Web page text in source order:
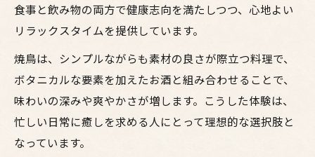
食事と飲み物の両方で健康志向を満たしつつ、心地よい
リラックスタイムを提供しています。
焼鳥は、シンプルながらも素材の良さが際立つ料理で、
ボタニカルな要素を加えたお酒と組み合わせることで、
味わいの深みや爽やかさが増します。こうした体験は、
忙しい日常に癒しを求める人にとって理想的な選択肢と
なっています。